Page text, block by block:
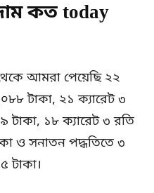
কত today
আমরা পেয়েছি ২২
টাকা, ২১ ক্যারেট ৩
টাকা, ১৮ ক্যারেট ৩ রতি
ও সনাতন পদ্ধতিতে ৩
টাকা।